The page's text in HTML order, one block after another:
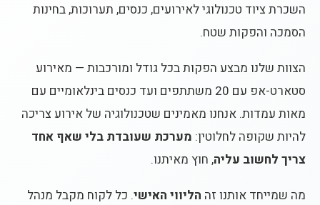
השכרת ציוד טכנולוגי לאירועים, כנסים, תערוכות, בחינות
הסמכה והפקות שטח.
הצוות שלנו מבצע הפקות בכל גודל ומורכבות — מאירוע
סטארט-אפ עם 20 משתתפים ועד כנסים בינלאומיים עם
מאות עמדות. אנחנו מאמינים שטכנולוגיה של אירוע צריכה
להיות שקופה לחלוטין: מערכת שעובדת בלי שאף אחד
צריך לחשוב עליה, חוץ מאיתנו.
מה שמייחד אותנו זה הליווי האישי. כל לקוח מקבל מנהל